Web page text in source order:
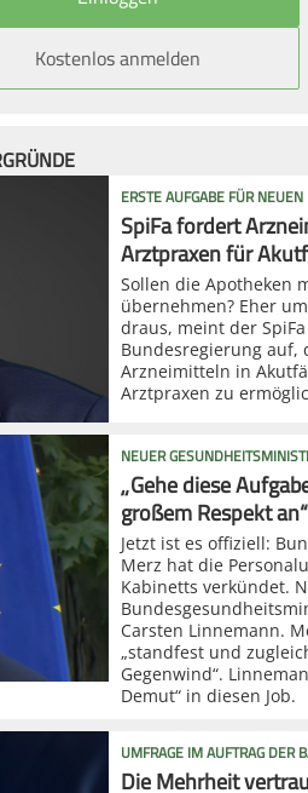
Kostenlos anmelden
ERSTE AUFGABE FÜR
SpiFa fordert
Arztpraxen für
Sollen die Apotheken
übernehmen? Eher
draus, meint der
Bundesregierung auf,
Arzneimitteln in
Arztpraxen zu
NEUER
„Gehe diese
großem Respekt an“
Jetzt ist es offiziell:
Merz hat die
Kabinetts verkündet.
Carsten Linnemann.
„standfest und
Gegenwind“.
Demut“ in diesen Job.
UMFRAGE IM AUFTRAG DER
Die Mehrheit